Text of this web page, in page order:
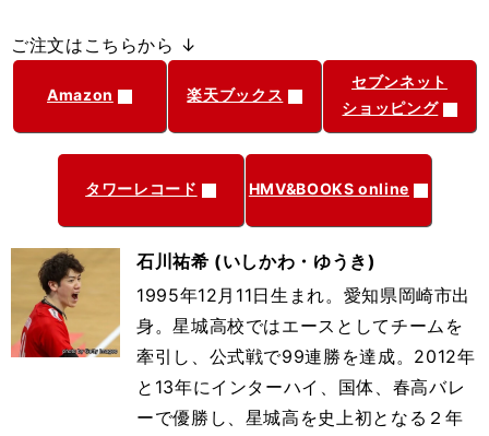
ご注文はこちらから ↓
Amazon 楽天ブックス
セブンネット
ショッピング
タワーレコード HMV&BOOKS online
石川祐希 (いしかわ・ゆうき)
1995年12月11日生まれ。愛知県岡崎市出
身。星城高校ではエースとしてチームを
牽引し、公式戦で99連勝を達成。2012年
と13年にインターハイ、国体、春高バレ
ーで優勝し、星城高を史上初となる２年